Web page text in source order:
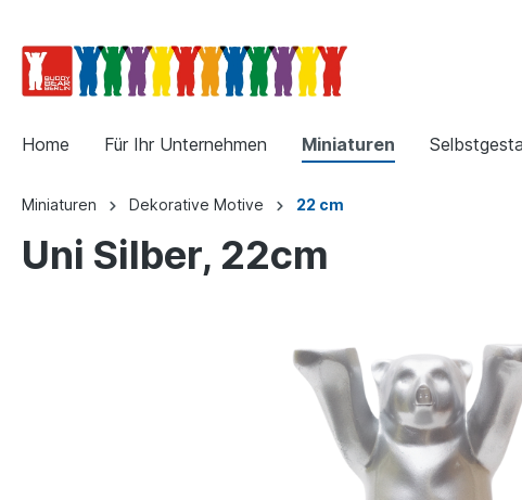
Home Für Ihr Unternehmen Miniaturen
Miniaturen Dekorative Motive 22 cm
Uni Silber, 22cm